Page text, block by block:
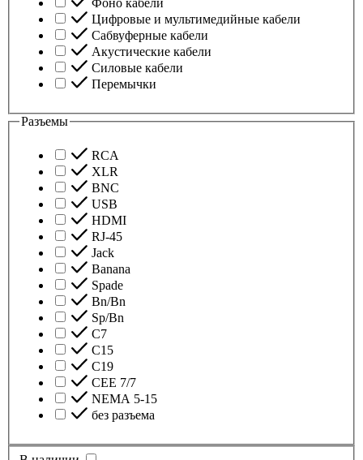
Фоно кабели
Цифровые и мультимедийные кабели
Сабвуферные кабели
Акустические кабели
Силовые кабели
Перемычки
Разъемы
RCA
XLR
BNC
USB
HDMI
RJ-45
Jack
Banana
Spade
Bn/Bn
Sp/Bn
С7
C15
C19
CEE 7/7
NEMA 5-15
без разъема